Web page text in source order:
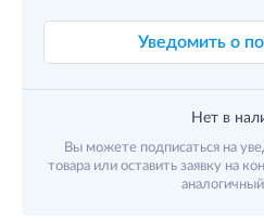
Уведомить о
Нет в
Вы можете подписаться на
товара или оставить заявку на